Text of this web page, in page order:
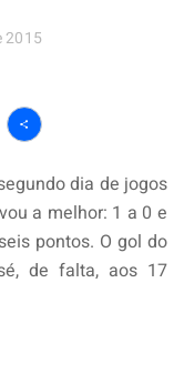
2015
Sharedia de jogos
a melhor: 1 a 0 e
pontos. O gol do
de falta, aos 17